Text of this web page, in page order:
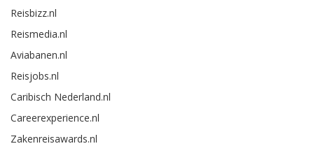
Reisbizz.nl
Reismedia.nl
Aviabanen.nl
Reisjobs.nl
Caribisch Nederland.nl
Careerexperience.nl
Zakenreisawards.nl